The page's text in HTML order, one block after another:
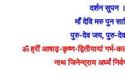
दर्शन सुपन
माँ देवि मरु पुन
पुरु-देव जय,पुरु-
ॐ ह्रीं आषाढ़-कृष्ण-द्वितीयायां गर्भ-
नाथ जिनेन्द्राय अर्घ्यं